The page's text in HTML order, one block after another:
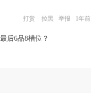
打赏 拉黑 举报 1年前
后6品8槽位？